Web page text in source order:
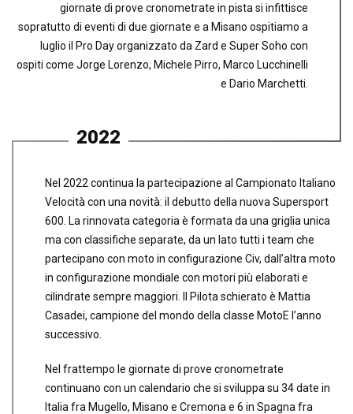
giornate di prove cronometrate in pista si infittisce
sopratutto di eventi di due giornate e a Misano ospitiamo a
luglio il Pro Day organizzato da Zard e Super Soho con
ospiti come Jorge Lorenzo, Michele Pirro, Marco Lucchinelli
e Dario Marchetti.
2022
Nel 2022 continua la partecipazione al Campionato Italiano
Velocità con una novità: il debutto della nuova Supersport
600. La rinnovata categoria è formata da una griglia unica
ma con classifiche separate, da un lato tutti i team che
partecipano con moto in configurazione Civ, dall’altra moto
in configurazione mondiale con motori più elaborati e
cilindrate sempre maggiori. Il Pilota schierato è Mattia
Casadei, campione del mondo della classe MotoE l’anno
successivo.
Nel frattempo le giornate di prove cronometrate
continuano con un calendario che si sviluppa su 34 date in
Italia fra Mugello, Misano e Cremona e 6 in Spagna fra